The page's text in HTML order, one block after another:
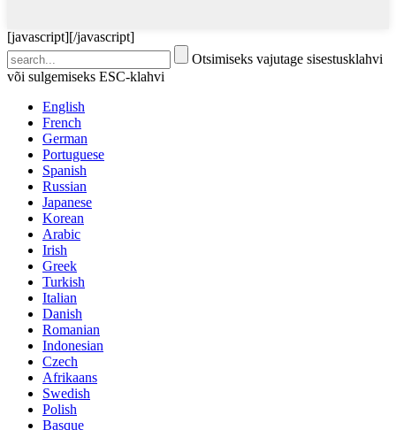
[javascript][/javascript]
Otsimiseks vajutage sisestusklahvi
või sulgemiseks ESC-klahvi
English
French
German
Portuguese
Spanish
Russian
Japanese
Korean
Arabic
Irish
Greek
Turkish
Italian
Danish
Romanian
Indonesian
Czech
Afrikaans
Swedish
Polish
Basque